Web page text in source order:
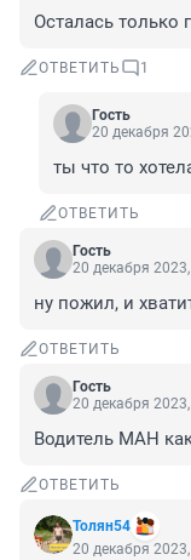
Осталась только
ОТВЕТИТЬ 1
Гость
20 декабря
ты что то
ОТВЕТИТЬ
Гость
20 декабря
ну пожил, и
ОТВЕТИТЬ
Гость
20 декабря
Водитель МАН
ОТВЕТИТЬ
Толян54
20 декабря